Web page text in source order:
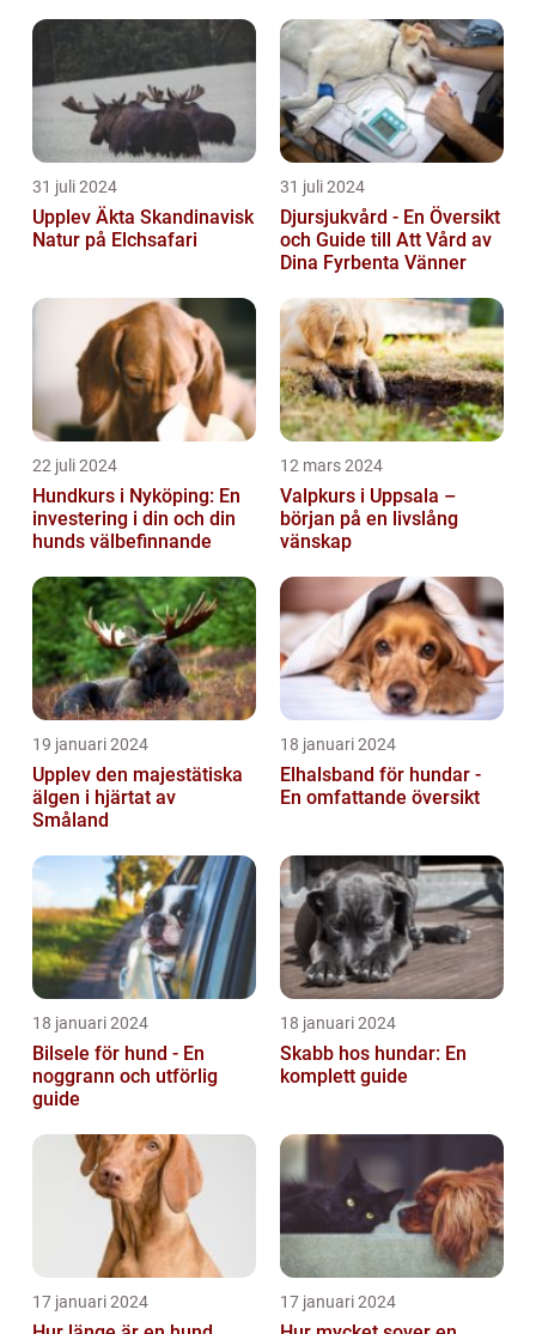
31 juli 2024
Upplev Äkta Skandinavisk
Natur på Elchsafari
31 juli 2024
Djursjukvård - En Översikt
och Guide till Att Vård av
Dina Fyrbenta Vänner
22 juli 2024
Hundkurs i Nyköping: En
investering i din och din
hunds välbefinnande
12 mars 2024
Valpkurs i Uppsala –
början på en livslång
vänskap
19 januari 2024
Upplev den majestätiska
älgen i hjärtat av
Småland
18 januari 2024
Elhalsband för hundar -
En omfattande översikt
18 januari 2024
Bilsele för hund - En
noggrann och utförlig
guide
18 januari 2024
Skabb hos hundar: En
komplett guide
17 januari 2024 17 januari 2024